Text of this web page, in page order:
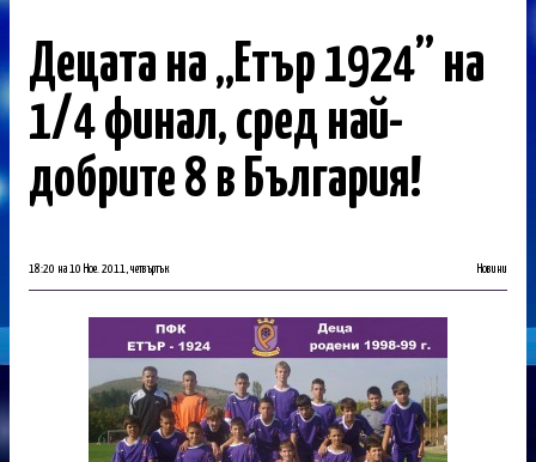
Децата на „Етър 1924” на
1/4 финал, сред най-
добрите 8 в България!
18:20 на 10 Ное. 2011, четвъртък Новини